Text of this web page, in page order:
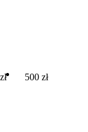
500 zł